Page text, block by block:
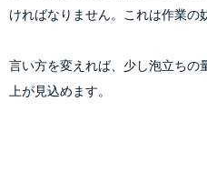
ければなりません。これは作業の
言い方を変えれば、少し泡立ちの
上が見込めます。